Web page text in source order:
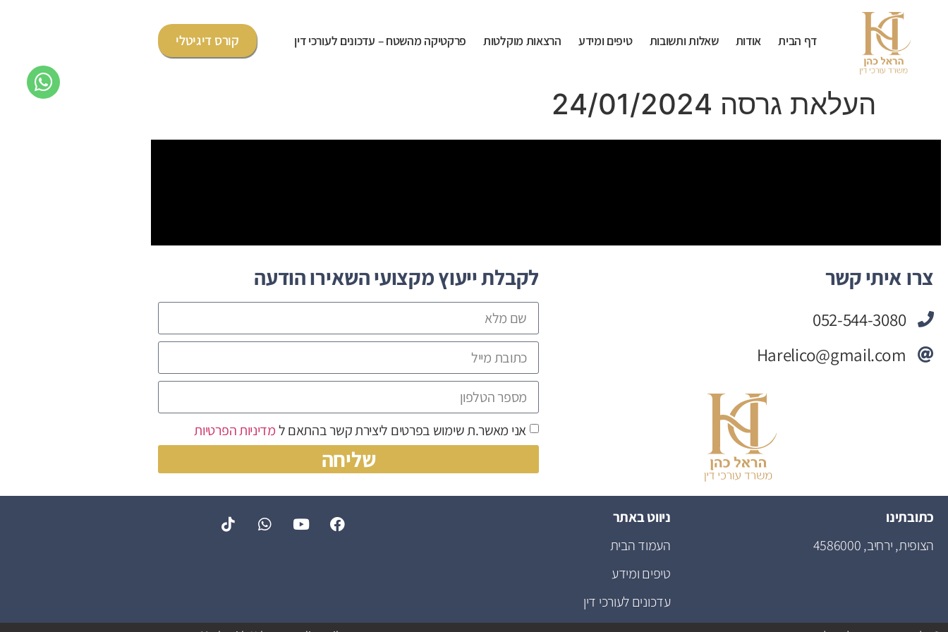
דף הבית אודות שאלות ותשובות טיפים ומידע הרצאות מוקלטות פרקטיקה מהשטח – עדכונים לעורכי דין קורס דיגיטלי
העלאת גרסה 24/01/2024
צרו איתי קשר
052-544-3080
Harelico@gmail.com
לקבלת ייעוץ מקצועי השאירו הודעה
אני מאשר.ת שימוש בפרטים ליצירת קשר בהתאם למדיניות הפרטיות
שליחה
כתובתינו
הצופית, ירחיב, 4586000
ניווט באתר
העמוד הבית
טיפים ומידע
עדכונים לעורכי דין